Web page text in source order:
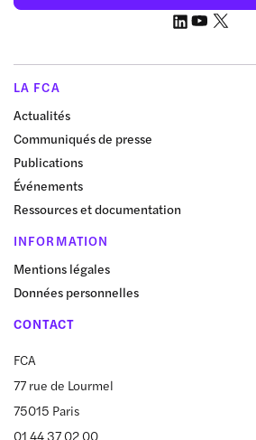
LA FCA
Actualités
Communiqués de presse
Publications
Événements
Ressources et documentation
INFORMATION
Mentions légales
Données personnelles
CONTACT
FCA
77 rue de Lourmel
75015 Paris
01 44 37 02 00